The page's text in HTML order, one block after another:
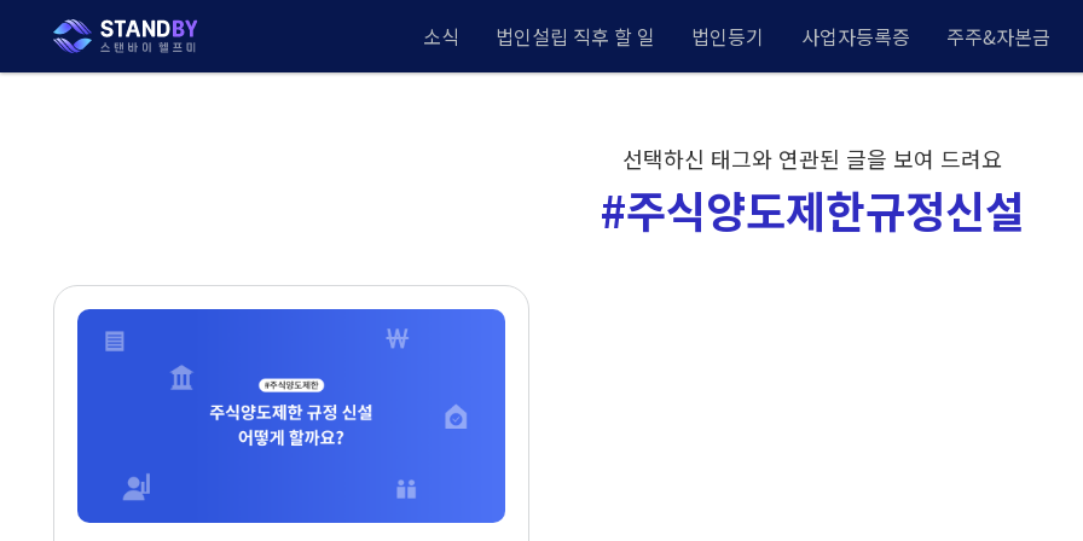
소식 법인설립 직후 할 일 법인등기 사업자등록증 주주&자본금
#주식양도제한규정신설
선택하신 태그와 연관된 글을 보여 드려요